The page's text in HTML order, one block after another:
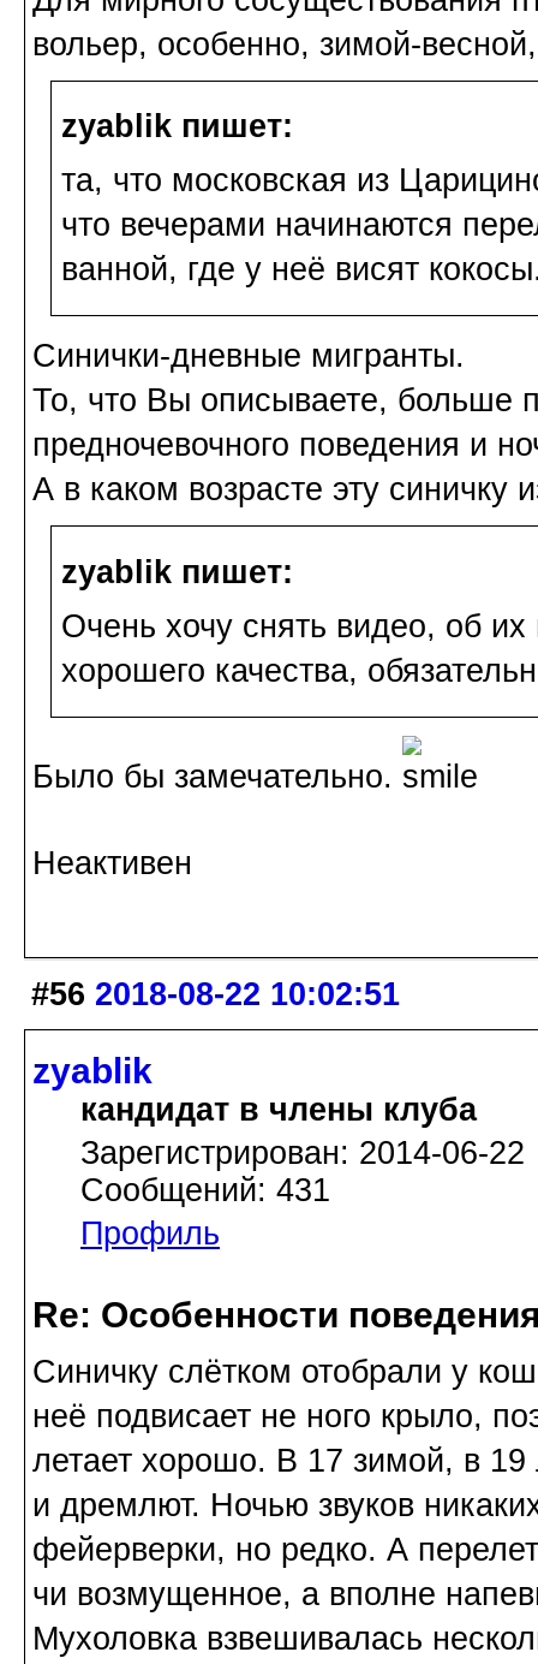
вольер, особенно, зимой-
zyablik пишет:
та, что московская из
что вечерами начинаются
ванной, где у неё висят
Синички-дневные мигранты.
То, что Вы описываете, больше
предночевочного поведения и
А в каком возрасте эту синичку
zyablik пишет:
Очень хочу снять видео, об
хорошего качества,
Было бы замечательно.
Неактивен
#56 2018-08-22 10:02:51
zyablik
кандидат в члены клуба
Зарегистрирован: 2014-06-22
Сообщений: 431
Профиль
Re: Особенности
Синичку слётком отобрали у
неё подвисает не ного крыло,
летает хорошо. В 17 зимой, в 19
и дремлют. Ночью звуков
фейерверки, но редко. А
чи возмущенное, а вполне
Мухоловка взвешивалась